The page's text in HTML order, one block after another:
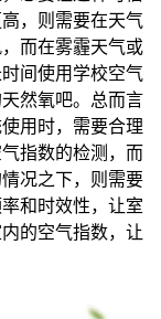
，则需要在天气
而在雾霾天气或
间使用学校空气
然氧吧。总而言
用时，需要合理
指数的检测，而
况之下，则需要
和时效性，让室
的空气指数，让